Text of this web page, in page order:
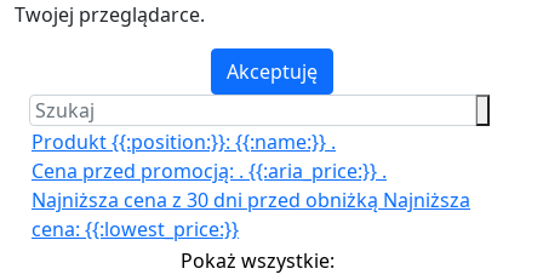
Twojej przeglądarce.
Akceptuję
Produkt {{:position:}}: {{:name:}} .
Cena przed promocją: . {{:aria_price:}} .
Najniższa cena z 30 dni przed obniżką Najniższa
cena: {{:lowest_price:}}
Pokaż wszystkie: